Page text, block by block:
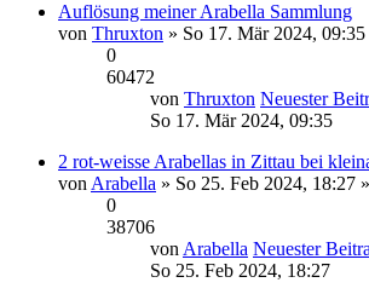
Auflösung meiner Arabella Sammlung
von Thruxton » So 17. Mär 2024, 09:35
0
60472
von Thruxton Neuester
So 17. Mär 2024, 09:35
2 rot-weisse Arabellas in Zittau bei
von Arabella » So 25. Feb 2024, 18:27
0
38706
von Arabella Neuester
So 25. Feb 2024, 18:27